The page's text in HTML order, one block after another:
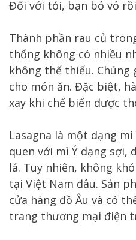
Đối với tỏi, bạn bỏ vỏ
Thành phần rau củ
thống không có nhiều
không thể thiếu.
cho món ăn. Đặc biệt,
xay khi chế biến được
Lasagna là một dạng
quen với mì Ý dạng sợi,
lá. Tuy nhiên, không
tại Việt Nam đâu. Sản
cửa hàng đồ Âu và có
trang thương mại điện